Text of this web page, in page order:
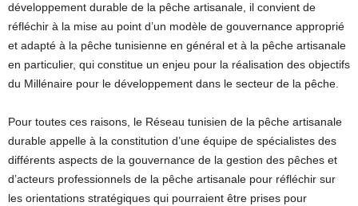
développement durable de la pêche artisanale, il convient de
réfléchir à la mise au point d’un modèle de gouvernance approprié
et adapté à la pêche tunisienne en général et à la pêche artisanale
en particulier, qui constitue un enjeu pour la réalisation des objectifs
du Millénaire pour le développement dans le secteur de la pêche.
Pour toutes ces raisons, le Réseau tunisien de la pêche artisanale
durable appelle à la constitution d’une équipe de spécialistes des
différents aspects de la gouvernance de la gestion des pêches et
d’acteurs professionnels de la pêche artisanale pour réfléchir sur
les orientations stratégiques qui pourraient être prises pour